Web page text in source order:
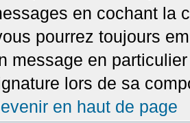
en cochant la
pourrez toujours
message en
lors de sa
en haut de page